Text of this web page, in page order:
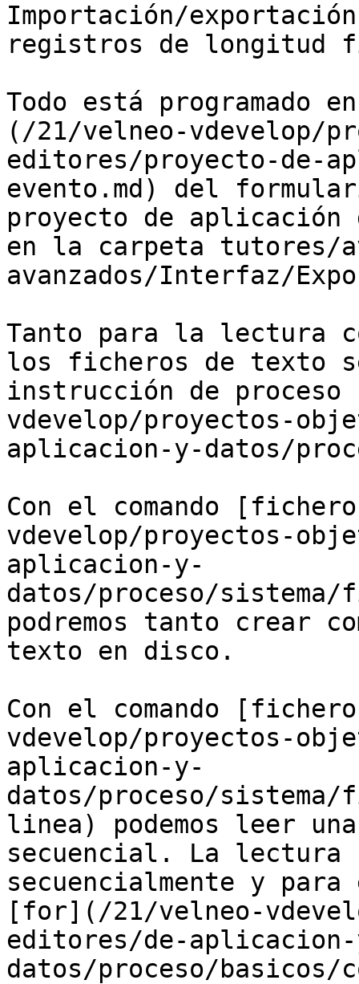
Importación/
registros de longitud
Todo está programado
(/21/velneo-vdevelop/
editores/proyecto-de-
evento.md) del
proyecto de aplicación
en la carpeta tutores/
avanzados/Interfaz/
Tanto para la lectura
los ficheros de texto se
instrucción de
vdevelop/proyectos-
aplicacion-y-datos/
Con el comando
vdevelop/proyectos-
aplicacion-y-
datos/proceso/
podremos tanto crear
texto en disco.
Con el comando
vdevelop/proyectos-
aplicacion-y-
datos/proceso/
linea) podemos leer
secuencial. La lectura
secuencialmente y
[for](/21/velneo-
editores/de-
datos/proceso/